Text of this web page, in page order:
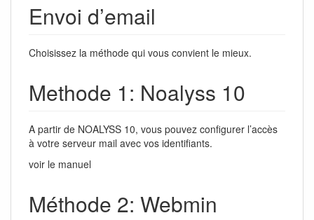
Envoi d’email
Choisissez la méthode qui vous convient le mieux.
Methode 1: Noalyss 10
A partir de NOALYSS 10, vous pouvez configurer l’accès
à votre serveur mail avec vos identifiants.
voir le manuel
Méthode 2: Webmin